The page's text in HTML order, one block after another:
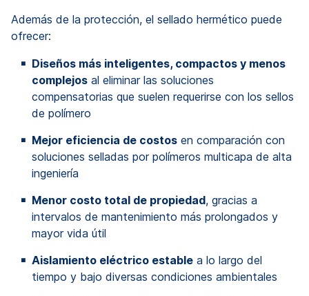
Además de la protección, el sellado hermético puede
ofrecer:
Diseños más inteligentes, compactos y menos
complejos al eliminar las soluciones
compensatorias que suelen requerirse con los sellos
de polímero
Mejor eficiencia de costos en comparación con
soluciones selladas por polímeros multicapa de alta
ingeniería
Menor costo total de propiedad, gracias a
intervalos de mantenimiento más prolongados y
mayor vida útil
Aislamiento eléctrico estable a lo largo del
tiempo y bajo diversas condiciones ambientales